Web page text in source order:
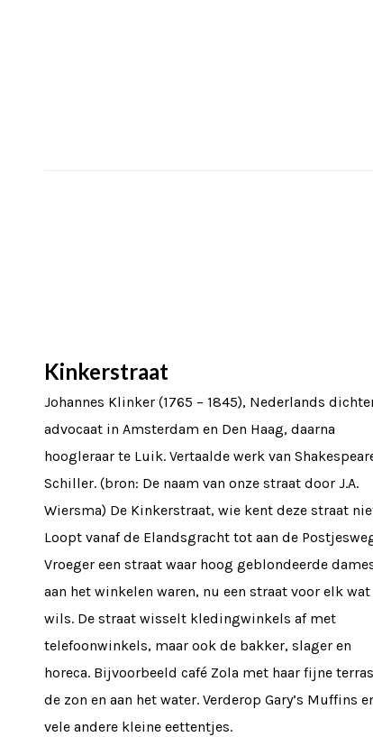
Kinkerstraat
Johannes Klinker (1765 – 1845), Nederlands
advocaat in Amsterdam en Den Haag, daarna
hoogleraar te Luik. Vertaalde werk van
Schiller. (bron: De naam van onze straat door J.A.
Wiersma) De Kinkerstraat, wie kent deze straat
Loopt vanaf de Elandsgracht tot aan de
Vroeger een straat waar hoog geblondeerde
aan het winkelen waren, nu een straat voor elk wat
wils. De straat wisselt kledingwinkels af met
telefoonwinkels, maar ook de bakker, slager en
horeca. Bijvoorbeeld café Zola met haar fijne
de zon en aan het water. Verderop Gary’s Muffins
vele andere kleine eettentjes.